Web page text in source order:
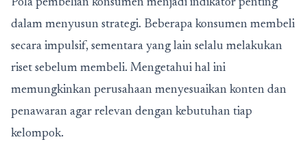
dalam menyusun strategi. Beberapa konsumen membeli
secara impulsif, sementara yang lain selalu melakukan
riset sebelum membeli. Mengetahui hal ini
memungkinkan perusahaan menyesuaikan konten dan
penawaran agar relevan dengan kebutuhan tiap
kelompok.